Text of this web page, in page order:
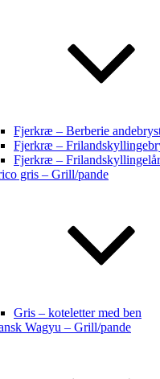
Fjerkræ – Berberie
Fjerkræ –
Fjerkræ – Frilandskyllingelår
gris – Grill/pande
Gris – koteletter med ben
Wagyu – Grill/pande